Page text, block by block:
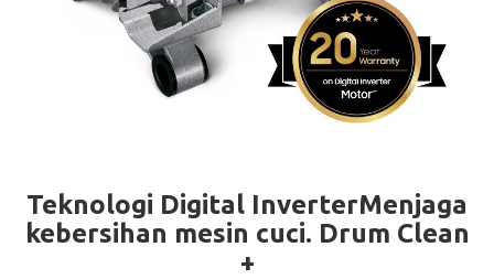
Teknologi Digital InverterMenjaga
kebersihan mesin cuci. Drum Clean
+